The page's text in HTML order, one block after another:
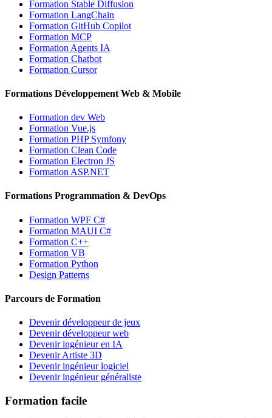
Formation Stable Diffusion
Formation LangChain
Formation GitHub Copilot
Formation MCP
Formation Agents IA
Formation Chatbot
Formation Cursor
Formations Développement Web & Mobile
Formation dev Web
Formation Vue.js
Formation PHP Symfony
Formation Clean Code
Formation Electron JS
Formation ASP.NET
Formations Programmation & DevOps
Formation WPF C#
Formation MAUI C#
Formation C++
Formation VB
Formation Python
Design Patterns
Parcours de Formation
Devenir développeur de jeux
Devenir développeur web
Devenir ingénieur en IA
Devenir Artiste 3D
Devenir ingénieur logiciel
Devenir ingénieur généraliste
Formation facile